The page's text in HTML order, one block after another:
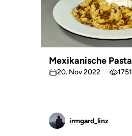
Mexikanische Pasta
20. Nov 2022 1751
irmgard_linz